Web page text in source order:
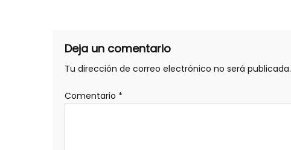
Deja un comentario
Tu dirección de correo electrónico no será publicada.
Comentario *